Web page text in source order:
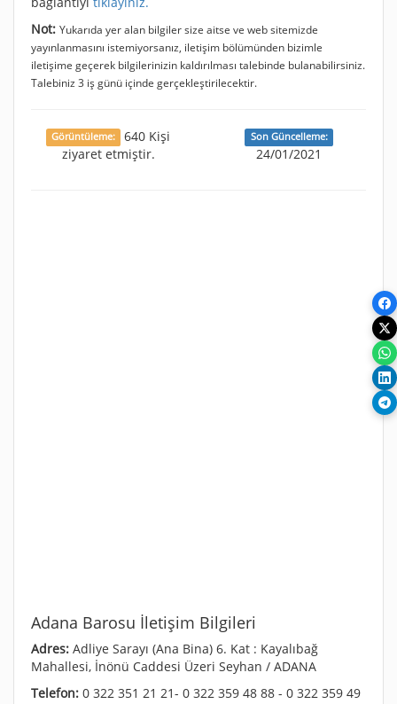
Not: Yukarıda yer alan bilgiler size aitse ve web sitemizde
yayınlanmasını istemiyorsanız, iletişim bölümünden bizimle
iletişime geçerek bilgilerinizin kaldırılması talebinde bulanabilirsiniz.
Talebiniz 3 iş günü içinde gerçekleştirilecektir.
Görüntüleme:
640 Kişi
ziyaret etmiştir.
Son Güncelleme:
24/01/2021
Adana Barosu İletişim Bilgileri
Adres: Adliye Sarayı (Ana Bina) 6. Kat : Kayalıbağ
Mahallesi, İnönü Caddesi Üzeri Seyhan / ADANA
Telefon: 0 322 351 21 21- 0 322 359 48 88 - 0 322 359 49